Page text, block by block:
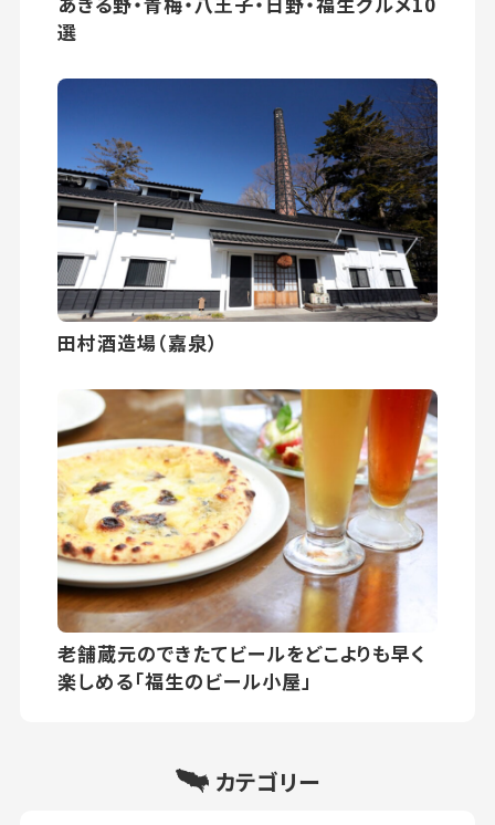
選
田村酒造場（嘉泉）
老舗蔵元のできたてビールをどこよりも早く
楽しめる「福生のビール小屋」
カテゴリー